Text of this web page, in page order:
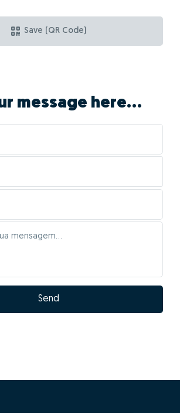
Save (QR Code)
message here...
Send